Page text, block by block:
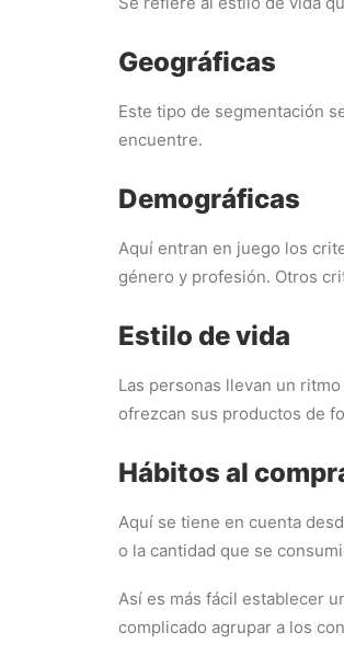
Geográficas
Este tipo de segmentación
encuentre.
Demográficas
Aquí entran en juego los
género y profesión. Otros
Estilo de vida
Las personas llevan un
ofrezcan sus productos de
Hábitos al
Aquí se tiene en cuenta
o la cantidad que se
Así es más fácil establecer
complicado agrupar a los